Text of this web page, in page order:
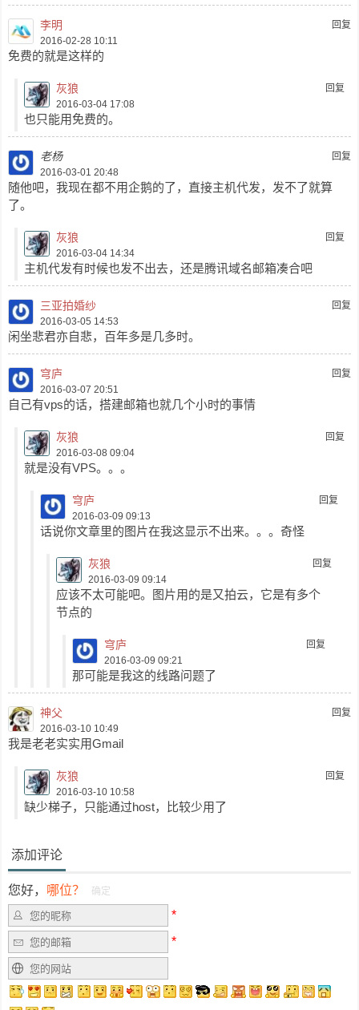
回复
李明
2016-02-28 10:11
免费的就是这样的
回复
灰狼
2016-03-04 17:08
也只能用免费的。
回复
老杨
2016-03-01 20:48
随他吧，我现在都不用企鹅的了，直接主机代发，发不了就算
了。
回复
灰狼
2016-03-04 14:34
主机代发有时候也发不出去，还是腾讯域名邮箱凑合吧
回复
三亚拍婚纱
2016-03-05 14:53
闲坐悲君亦自悲，百年多是几多时。
回复
穹庐
2016-03-07 20:51
自己有vps的话，搭建邮箱也就几个小时的事情
回复
灰狼
2016-03-08 09:04
就是没有VPS。。。
回复
穹庐
2016-03-09 09:13
话说你文章里的图片在我这显示不出来。。。奇怪
回复
灰狼
2016-03-09 09:14
应该不太可能吧。图片用的是又拍云，它是有多个
节点的
回复
穹庐
2016-03-09 09:21
那可能是我这的线路问题了
回复
神父
2016-03-10 10:49
我是老老实实用Gmail
回复
灰狼
2016-03-10 10:58
缺少梯子，只能通过host，比较少用了
添加评论
您好， 哪位？ 确定